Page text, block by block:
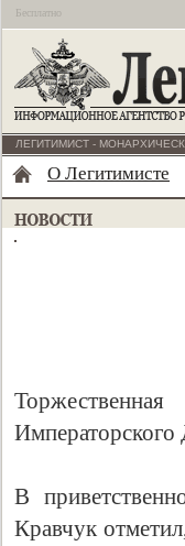
Бесплатно
ЛЕГИТИМИСТ -
О Легитимисте
Императорского
В
Кравчук